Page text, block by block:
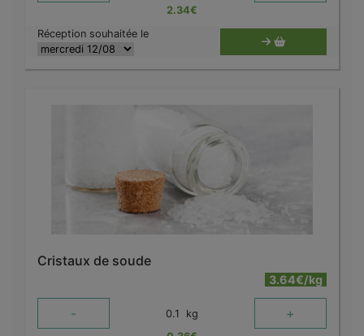
2.34€
Réception souhaitée le
Cristaux de soude
3.64€/kg
- 0.1 kg +